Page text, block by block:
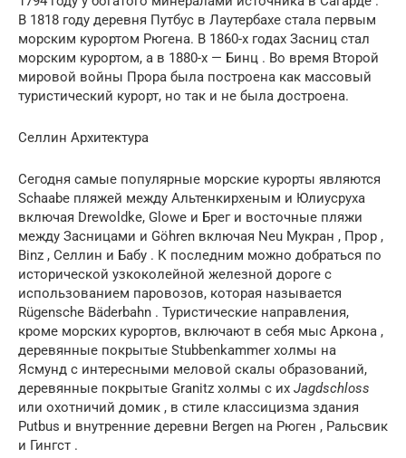
В 1818 году деревня Путбус в Лаутербахе стала первым
морским курортом Рюгена. В 1860-х годах Засниц стал
морским курортом, а в 1880-х — Бинц . Во время Второй
мировой войны Прора была построена как массовый
туристический курорт, но так и не была достроена.
Селлин Архитектура
Сегодня самые популярные морские курорты являются
Schaabe пляжей между Альтенкирхеным и Юлиусруха
включая Drewoldke, Glowe и Брег и восточные пляжи
между Засницами и Göhren включая Neu Мукран , Прор ,
Binz , Селлин и Бабу . К последним можно добраться по
исторической узкоколейной железной дороге с
использованием паровозов, которая называется
Rügensche Bäderbahn . Туристические направления,
кроме морских курортов, включают в себя мыс Аркона ,
деревянные покрытые Stubbenkammer холмы на
Ясмунд с интересными меловой скалы образований,
деревянные покрытые Granitz холмы с их Jagdschloss
или охотничий домик , в стиле классицизма здания
Putbus и внутренние деревни Bergen на Рюген , Ральсвик
и Гингст .